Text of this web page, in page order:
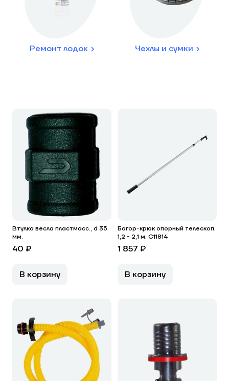
Ремонт лодок Чехлы и сумки
Втулка весла пластмасс., d 35
мм.
40 ₽
В корзину
Багор-крюк опорный телескоп.
1,2 - 2,1 м. C11814
1 857 ₽
В корзину